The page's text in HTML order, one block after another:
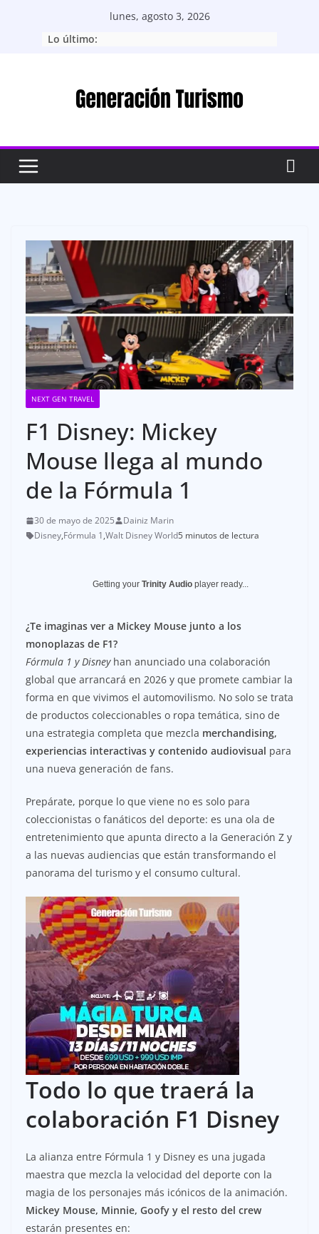
lunes, agosto 3, 2026
Lo último:
NEXT GEN TRAVEL
F1 Disney: Mickey
Mouse llega al mundo
de la Fórmula 1
30 de mayo de 2025
Dainiz Marin
Disney,Fórmula 1,Walt Disney World5 minutos de lectura
Getting your Trinity Audio player ready...
¿Te imaginas ver a Mickey Mouse junto a los
monoplazas de F1?
Fórmula 1 y Disneyhan anunciado una colaboración
global que arrancará en 2026 y que promete cambiar la
forma en que vivimos el automovilismo. No solo se trata
de productos coleccionables o ropa temática, sino de
una estrategia completa que mezcla merchandising,
experiencias interactivas y contenido audiovisual para
una nueva generación de fans.
Prepárate, porque lo que viene no es solo para
coleccionistas o fanáticos del deporte: es una ola de
entretenimiento que apunta directo a la Generación Z y
a las nuevas audiencias que están transformando el
panorama del turismo y el consumo cultural.
Todo lo que traerá la
colaboración F1 Disney
La alianza entre Fórmula 1 y Disney es una jugada
maestra que mezcla la velocidad del deporte con la
magia de los personajes más icónicos de la animación.
Mickey Mouse, Minnie, Goofy y el resto del crew
estarán presentes en: